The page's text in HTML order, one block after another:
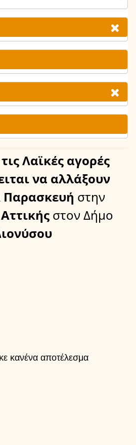
Λαϊκές αγορές
να αλλάξουν
Παρασκευή στην
Αττικής στον Δήμο
κανένα αποτέλεσμα